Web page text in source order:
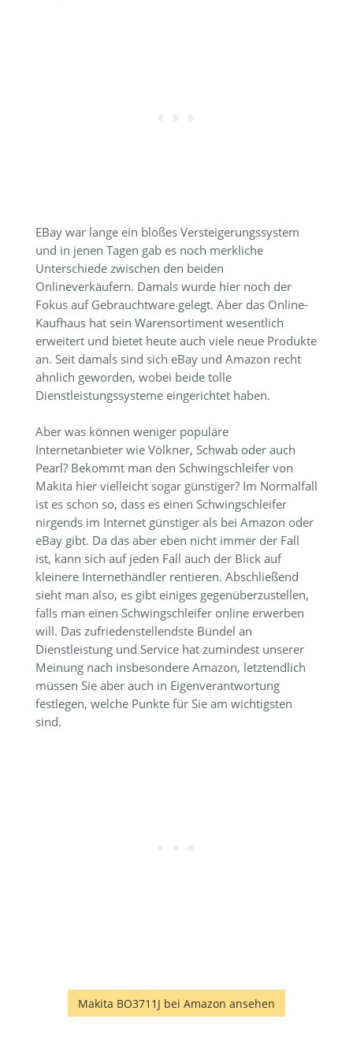
EBay war lange ein bloßes Versteigerungssystem
und in jenen Tagen gab es noch merkliche
Unterschiede zwischen den beiden
Onlineverkäufern. Damals wurde hier noch der
Fokus auf Gebrauchtware gelegt. Aber das Online-
Kaufhaus hat sein Warensortiment wesentlich
erweitert und bietet heute auch viele neue Produkte
an. Seit damals sind sich eBay und Amazon recht
ähnlich geworden, wobei beide tolle
Dienstleistungssysteme eingerichtet haben.
Aber was können weniger populäre
Internetanbieter wie Völkner, Schwab oder auch
Pearl? Bekommt man den Schwingschleifer von
Makita hier vielleicht sogar günstiger? Im Normalfall
ist es schon so, dass es einen Schwingschleifer
nirgends im Internet günstiger als bei Amazon oder
eBay gibt. Da das aber eben nicht immer der Fall
ist, kann sich auf jeden Fall auch der Blick auf
kleinere Internethändler rentieren. Abschließend
sieht man also, es gibt einiges gegenüberzustellen,
falls man einen Schwingschleifer online erwerben
will. Das zufriedenstellendste Bündel an
Dienstleistung und Service hat zumindest unserer
Meinung nach insbesondere Amazon, letztendlich
müssen Sie aber auch in Eigenverantwortung
festlegen, welche Punkte für Sie am wichtigsten
sind.
Makita BO3711J bei Amazon ansehen